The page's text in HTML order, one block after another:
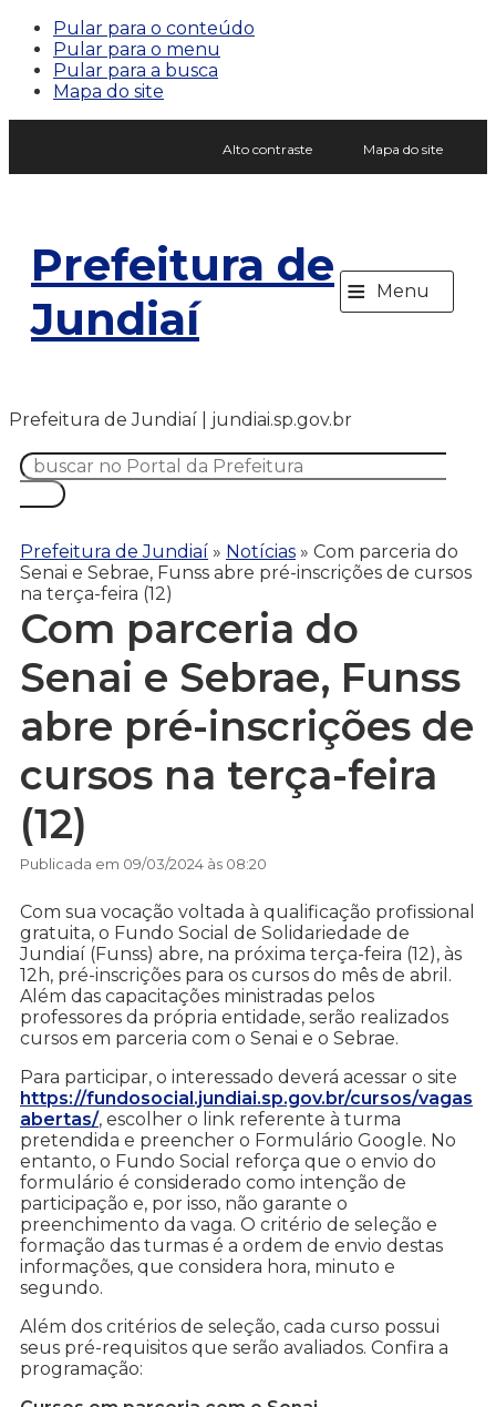
Pular para o conteúdo
Pular para o menu
Pular para a busca
Mapa do site
Alto contraste Mapa do site
Prefeitura de
Jundiaí
≡ Menu
Prefeitura de Jundiaí | jundiai.sp.gov.br
Prefeitura de Jundiaí » Notícias » Com parceria do
Senai e Sebrae, Funss abre pré-inscrições de cursos
na terça-feira (12)
Com parceria do
Senai e Sebrae, Funss
abre pré-inscrições de
cursos na terça-feira
(12)
Publicada em 09/03/2024 às 08:20
Com sua vocação voltada à qualificação profissional
gratuita, o Fundo Social de Solidariedade de
Jundiaí (Funss) abre, na próxima terça-feira (12), às
12h, pré-inscrições para os cursos do mês de abril.
Além das capacitações ministradas pelos
professores da própria entidade, serão realizados
cursos em parceria com o Senai e o Sebrae.
Para participar, o interessado deverá acessar o site
https://fundosocial.jundiai.sp.gov.br/cursos/vagas
abertas/, escolher o link referente à turma
pretendida e preencher o Formulário Google. No
entanto, o Fundo Social reforça que o envio do
formulário é considerado como intenção de
participação e, por isso, não garante o
preenchimento da vaga. O critério de seleção e
formação das turmas é a ordem de envio destas
informações, que considera hora, minuto e
segundo.
Além dos critérios de seleção, cada curso possui
seus pré-requisitos que serão avaliados. Confira a
programação: